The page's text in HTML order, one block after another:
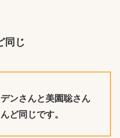
同じ
ンさんと 美園聡さん
ど同じです。